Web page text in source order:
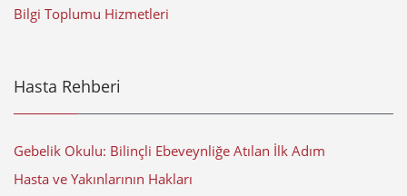
Bilgi Toplumu Hizmetleri
Hasta Rehberi
Gebelik Okulu: Bilinçli Ebeveynliğe Atılan İlk Adım
Hasta ve Yakınlarının Hakları